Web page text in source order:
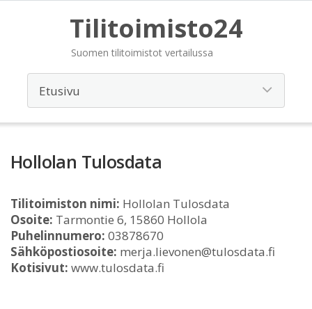
Tilitoimisto24
Suomen tilitoimistot vertailussa
Hollolan Tulosdata
Tilitoimiston nimi: Hollolan Tulosdata
Osoite: Tarmontie 6, 15860 Hollola
Puhelinnumero: 03878670
Sähköpostiosoite: merja.lievonen@tulosdata.fi
Kotisivut: www.tulosdata.fi